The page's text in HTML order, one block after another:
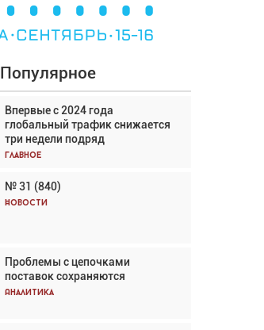
Популярное
Впервые с 2024 года
глобальный трафик снижается
три недели подряд
Главное
№ 31 (840)
Новости
Проблемы с цепочками
поставок сохраняются
Аналитика
Взгляд с высоты: тандем
вертолётов и БПЛА в
спасательных операциях
Главное
Авиационный фотограф Дэйв
Кох: «Фотография говорит сама
Впервые с 2024 года
глобальный трафик снижается
три недели подряд